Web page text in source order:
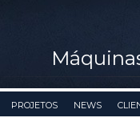
PROJETOS NEWS